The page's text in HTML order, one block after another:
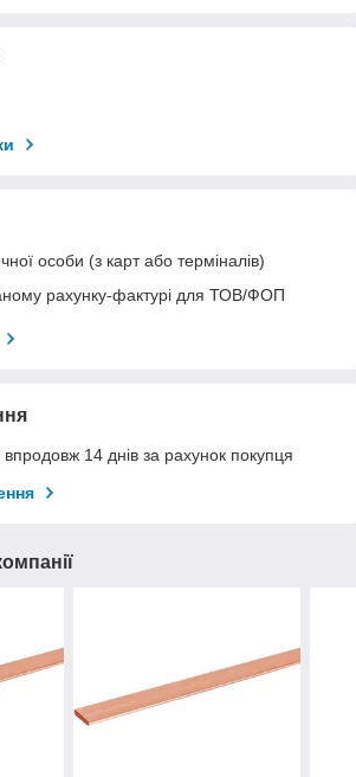
особи (з карт або терміналів)
рахунку-фактурі для ТОВ/ФОП
14 днів за рахунок покупця